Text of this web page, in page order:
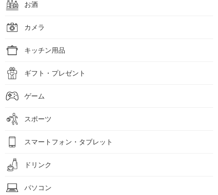
お酒
カメラ
キッチン用品
ギフト・プレゼント
ゲーム
スポーツ
スマートフォン・タブレット
ドリンク
パソコン